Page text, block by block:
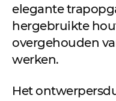
elegante
hergebruikte
overgehouden
werken.
Het